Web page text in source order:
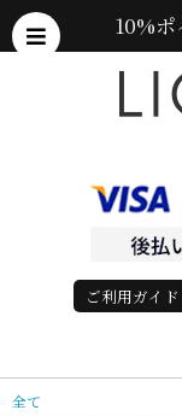
10%ポ
ご利用ガイド
全て